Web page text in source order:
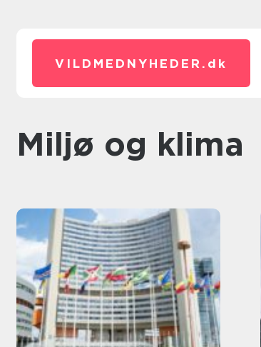
VILDMEDNYHEDER. dk
Miljø og klima